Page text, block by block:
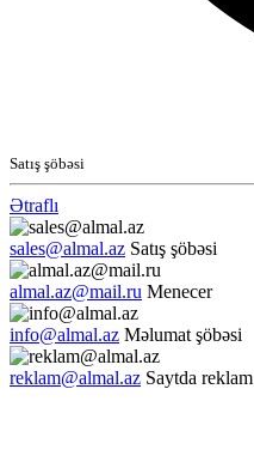
Satış şöbəsi
Ətraflı
sales@almal.az Satış şöbəsi
almal.az@mail.ru Menecer
info@almal.az Məlumat şöbəsi
reklam@almal.az Saytda reklam